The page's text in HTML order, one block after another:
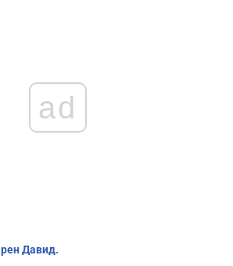
ad
Давид.